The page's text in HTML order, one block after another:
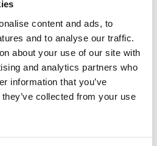
content and ads, to
and to analyse our traffic.
about your use of our site with
and analytics partners who
information that you’ve
collected from your use
A késői órákban
reggel 6 között) végzett munka
(Nachtzuschlag) jogosít, ami
az alap órabért.
órákat meghaladó munka
gyakran +25% és +50% között.